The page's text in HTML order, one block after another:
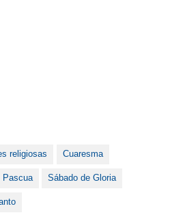
religiosas Cuaresma
Pascua Sábado de Gloria